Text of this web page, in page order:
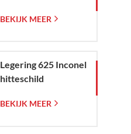
BEKIJK MEER
Legering 625 Inconel
hitteschild
BEKIJK MEER